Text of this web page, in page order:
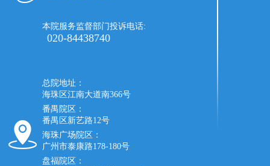
本院服务监督部门投诉电话:
020-84438740
总院地址：
海珠区江南大道南366号
番禺院区：
番禺区新艺路12号
海珠广场院区：
广州市泰康路178-180号
盘福院区：